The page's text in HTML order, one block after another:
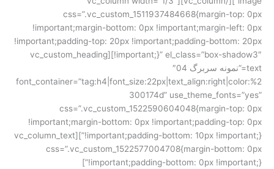
css=”.vc_custom_1511937484668{margin-top: 0px
!important;margin-bottom: 0px !important;margin-left: 0px
!important;padding-top: 20px !important;padding-bottom: 20px
!important;}” el_class=”box-shadow3″][vc_custom_heading
text=”نمونه سربرگ 04″
font_container=”tag:h4|font_size:22px|text_align:right|color:%2
300174d” use_theme_fonts=”yes”
css=”.vc_custom_1522590604048{margin-top: 0px
!important;margin-bottom: 0px !important;padding-top: 0px
!important;padding-bottom: 10px !important;}”][vc_column_text
css=”.vc_custom_1522577004708{margin-bottom: 0px
!important;padding-bottom: 0px !important;}”]